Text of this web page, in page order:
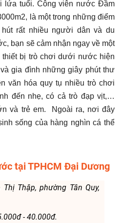
lứa tuổi. Công viên nước Đầm
là một trong những điểm
rất nhiều người dân và du
bạn sẽ cảm nhận ngay về một
thiết bị trò chơi dưới nước hiện
gia đình những giây phút thư
văn hóa quy tụ nhiều trò chơi
đến nhẹ, có cả trò đạp vịt,…
và trẻ em. Ngoài ra, nơi đây
sống của hàng nghìn cá thể
tại TPHCM Đại Dương
Thập, phường Tân Quy,
- 40.000đ.